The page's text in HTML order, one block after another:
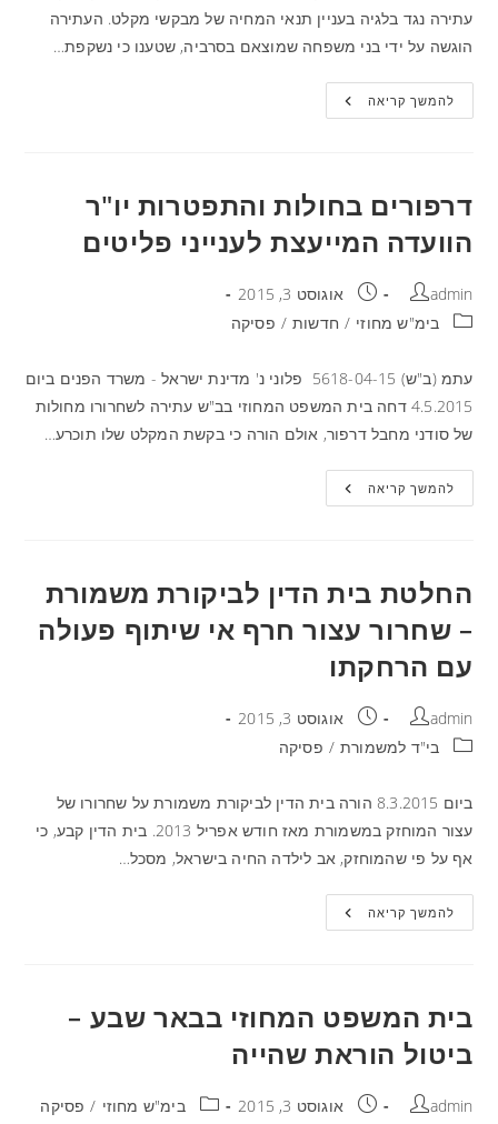
עתירה נגד בלגיה בעניין תנאי המחיה של מבקשי מקלט. העתירה
הוגשה על ידי בני משפחה שמוצאם בסרביה, שטענו כי נשקפת…
להמשך קריאה
דרפורים בחולות והתפטרות יו"ר
הוועדה המייעצת לענייני פליטים
admin
אוגוסט 3, 2015
בימ"ש מחוזי / חדשות / פסיקה
עתמ (ב"ש) 5618-04-15 פלוני נ' מדינת ישראל - משרד הפנים ביום
4.5.2015 דחה בית המשפט המחוזי בב"ש עתירה לשחרורו מחולות
של סודני מחבל דרפור, אולם הורה כי בקשת המקלט שלו תוכרע…
להמשך קריאה
החלטת בית הדין לביקורת משמורת
– שחרור עצור חרף אי שיתוף פעולה
עם הרחקתו
admin
אוגוסט 3, 2015
בי"ד למשמורת / פסיקה
ביום 8.3.2015 הורה בית הדין לביקורת משמורת על שחרורו של
עצור המוחזק במשמורת מאז חודש אפריל 2013. בית הדין קבע, כי
אף על פי שהמוחזק, אב לילדה החיה בישראל, מסכל…
להמשך קריאה
בית המשפט המחוזי בבאר שבע –
ביטול הוראת שהייה
admin אוגוסט 3, 2015 בימ"ש מחוזי / פסיקה